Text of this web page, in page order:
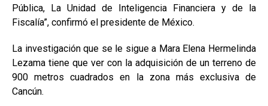
Pública, La Unidad de Inteligencia Financiera y de la
Fiscalía”, confirmó el presidente de México.
La investigación que se le sigue a Mara Elena Hermelinda
Lezama tiene que ver con la adquisición de un terreno de
900 metros cuadrados en la zona más exclusiva de
Cancún.